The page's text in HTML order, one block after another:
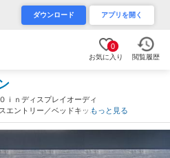
ダウンロード アプリを開く
0
お気に入り 閲覧履歴
ｉｎディスプレイオーディ
エントリー／ベッドキット
ミ／テーブル／Ｗエアバッ
もっと見る